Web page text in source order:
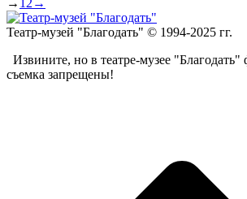
→ 1 2 →
Театр-музей "Благодать" © 1994-2025 гг.
Извините, но в театре-музее "Благодать"
съемка запрещены!